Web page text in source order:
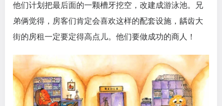
他们计划把最后面的一颗槽牙挖空，改建成游泳池。兄
弟俩觉得，房客们肯定会喜欢这样的配套设施，龋齿大
街的房租一定要定得高点儿。他们要做成功的商人！